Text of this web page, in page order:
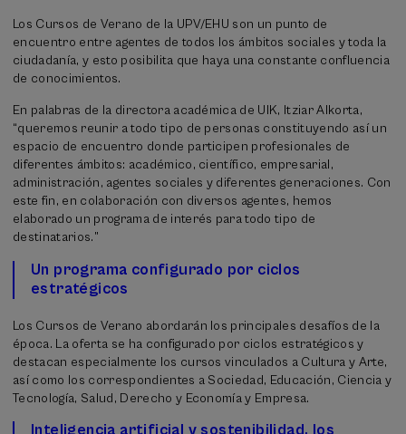
Los Cursos de Verano de la UPV/EHU son un punto de
encuentro entre agentes de todos los ámbitos sociales y toda la
ciudadanía, y esto posibilita que haya una constante confluencia
de conocimientos.
En palabras de la directora académica de UIK, Itziar Alkorta,
“queremos reunir a todo tipo de personas constituyendo así un
espacio de encuentro donde participen profesionales de
diferentes ámbitos: académico, científico, empresarial,
administración, agentes sociales y diferentes generaciones. Con
este fin, en colaboración con diversos agentes, hemos
elaborado un programa de interés para todo tipo de
destinatarios.”
Un programa configurado por ciclos
estratégicos
Los Cursos de Verano abordarán los principales desafíos de la
época. La oferta se ha configurado por ciclos estratégicos y
destacan especialmente los cursos vinculados a Cultura y Arte,
así como los correspondientes a Sociedad, Educación, Ciencia y
Tecnología, Salud, Derecho y Economía y Empresa.